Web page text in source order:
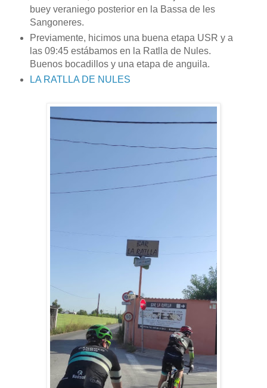
buey veraniego posterior en la Bassa de les
Sangoneres.
Previamente, hicimos una buena etapa USR y a
las 09:45 estábamos en la Ratlla de Nules.
Buenos bocadillos y una etapa de anguila.
LA RATLLA DE NULES